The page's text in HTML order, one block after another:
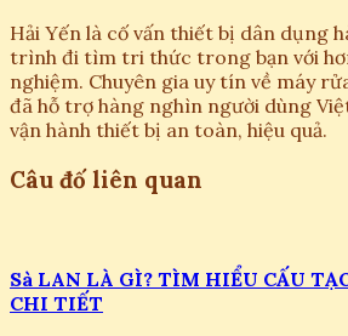
Hải Yến là cố vấn thiết bị dân dụng
trình đi tìm tri thức trong bạn với
nghiệm. Chuyên gia uy tín về máy
đã hỗ trợ hàng nghìn người dùng
vận hành thiết bị an toàn, hiệu quả.
Câu đố liên quan
Sà LAN LÀ GÌ? TÌM HIỂU CẤU
CHI TIẾT